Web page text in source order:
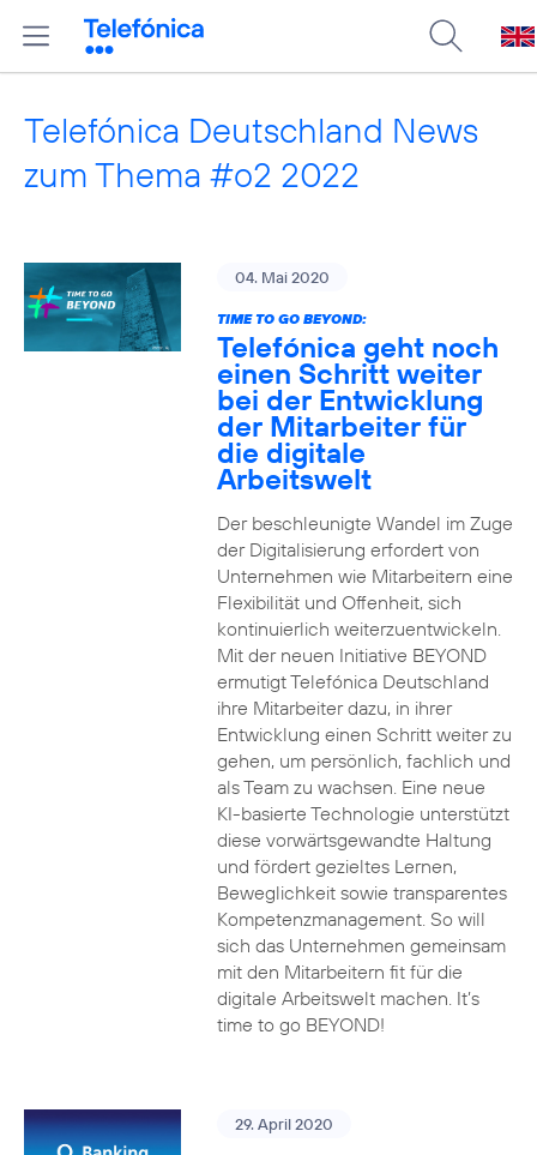
Telefónica Deutschland News
zum Thema #o2 2022
04. Mai 2020
TIME TO GO BEYOND:
Telefónica geht noch
einen Schritt weiter
bei der Entwicklung
der Mitarbeiter für
die digitale
Arbeitswelt
Der beschleunigte Wandel im Zuge
der Digitalisierung erfordert von
Unternehmen wie Mitarbeitern eine
Flexibilität und Offenheit, sich
kontinuierlich weiterzuentwickeln.
Mit der neuen Initiative BEYOND
ermutigt Telefónica Deutschland
ihre Mitarbeiter dazu, in ihrer
Entwicklung einen Schritt weiter zu
gehen, um persönlich, fachlich und
als Team zu wachsen. Eine neue
KI-basierte Technologie unterstützt
diese vorwärtsgewandte Haltung
und fördert gezieltes Lernen,
Beweglichkeit sowie transparentes
Kompetenzmanagement. So will
sich das Unternehmen gemeinsam
mit den Mitarbeitern fit für die
digitale Arbeitswelt machen. It’s
time to go BEYOND!
29. April 2020